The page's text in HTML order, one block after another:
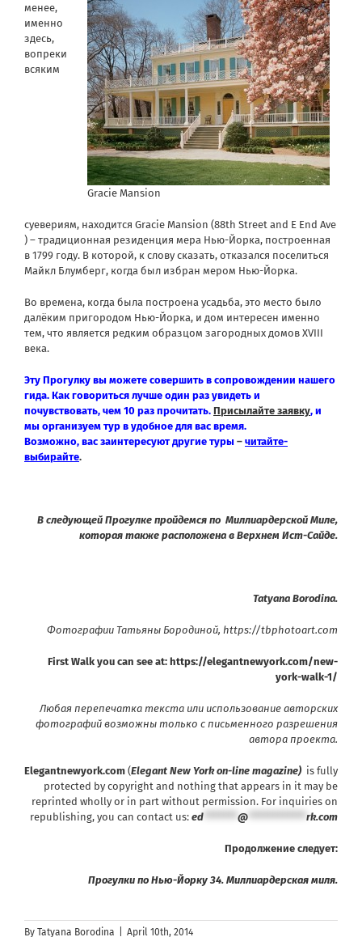
Gracie Mansion
менее,
именно
здесь,
вопреки
всяким
суевериям, находится Gracie Mansion (88th Street and E End Ave
) – традиционная резиденция мера Нью-Йорка, построенная
в 1799 году. В которой, к слову сказать, отказался поселиться
Майкл Блумберг, когда был избран мером Нью-Йорка.
Во времена, когда была построена усадьба, это место было
далёким пригородом Нью-Йорка, и дом интересен именно
тем, что является редким образцом загородных домов XVIII
века.
Эту Прогулку вы можете совершить в сопровождении нашего
гида. Как говориться лучше один раз увидеть и
почувствовать, чем 10 раз прочитать. Присылайте заявку, и
мы организуем тур в удобное для вас время.
Возможно, вас заинтересуют другие туры – читайте-
выбирайте.
В следующей Прогулке пройдемся по Миллиардерской Миле,
которая также расположена в Верхнем Ист-Сайде.
Tatyana Borodina.
Фотографии Татьяны Бородиной, https://tbphotoart.com
First Walk you can see at: https://elegantnewyork.com/new-
york-walk-1/
Любая перепечатка текста или использование авторских
фотографий возможны только с письменного разрешения
автора проекта.
Elegantnewyork.com (Elegant New York on-line magazine) is fully
protected by copyright and nothing that appears in it may be
reprinted wholly or in part without permission. For inquiries on
republishing, you can contact us: ed ******* @ ************ rk.com
Продолжение следует:
Прогулки по Нью-Йорку 34. Миллиардерская миля.
By Tatyana Borodina April 10th, 2014